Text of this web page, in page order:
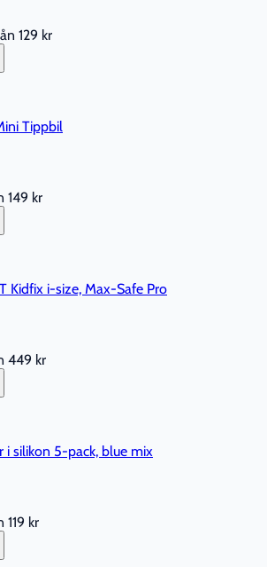
129 kr
Tippbil
149 kr
Kidfix i-size, Max-Safe Pro
449 kr
i silikon 5-pack, blue mix
119 kr